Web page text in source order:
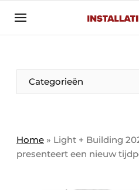
Aanmelden
Banner overzicht
BedrijvenAanmelden
Contact
Evenement
Categorieën
Home » Light + Building
presenteert een nieuw